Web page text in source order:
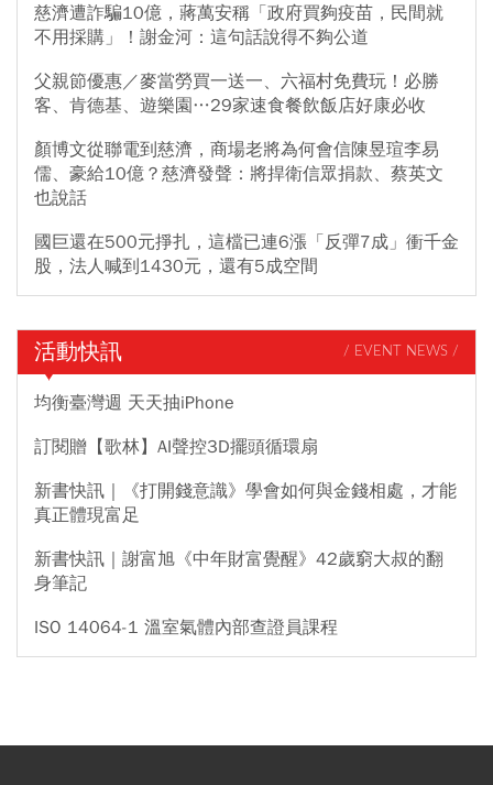
慈濟遭詐騙10億，蔣萬安稱「政府買夠疫苗，民間就
不用採購」！謝金河：這句話說得不夠公道
父親節優惠／麥當勞買一送一、六福村免費玩！必勝
客、肯德基、遊樂園…29家速食餐飲飯店好康必收
顏博文從聯電到慈濟，商場老將為何會信陳昱瑄李易
儒、豪給10億？慈濟發聲：將捍衛信眾捐款、蔡英文
也說話
國巨還在500元掙扎，這檔已連6漲「反彈7成」衝千金
股，法人喊到1430元，還有5成空間
活動快訊 / EVENT NEWS /
均衡臺灣週 天天抽iPhone
訂閱贈【歌林】AI聲控3D擺頭循環扇
新書快訊｜《打開錢意識》學會如何與金錢相處，才能
真正體現富足
新書快訊｜謝富旭《中年財富覺醒》42歲窮大叔的翻
身筆記
ISO 14064-1 溫室氣體內部查證員課程